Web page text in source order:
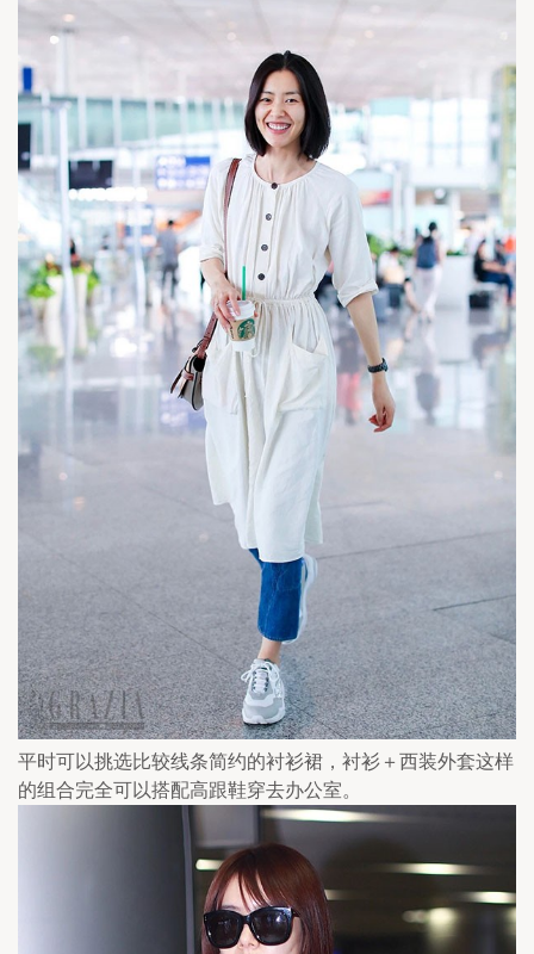
平时可以挑选比较线条简约的衬衫裙，衬衫＋西装外套这样
的组合完全可以搭配高跟鞋穿去办公室。